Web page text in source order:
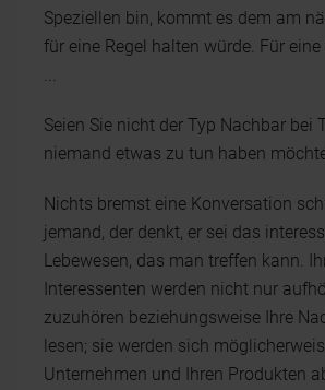
Speziellen bin, kommt es dem am
für eine Regel halten würde. Für
Seien Sie nicht der Typ Nachbar bei
niemand etwas zu tun haben
Nichts bremst eine Konversation
jemand, der denkt, er sei das
Lebewesen, das man treffen kann.
Interessenten werden nicht nur
zuzuhören beziehungsweise Ihre
lesen; sie werden sich
Unternehmen und Ihren Produkten